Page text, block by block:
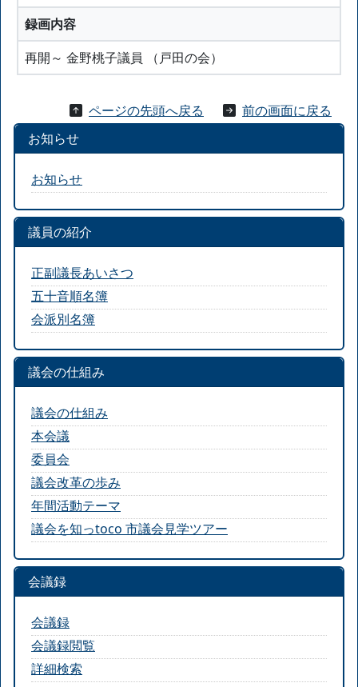
録画内容
再開～ 金野桃子議員 （戸田の会）
ページの先頭へ戻る
前の画面に戻る
お知らせ
お知らせ
議員の紹介
正副議長あいさつ
五十音順名簿
会派別名簿
議会の仕組み
議会の仕組み
本会議
委員会
議会改革の歩み
年間活動テーマ
議会を知っtoco 市議会見学ツアー
会議録
会議録
会議録閲覧
詳細検索